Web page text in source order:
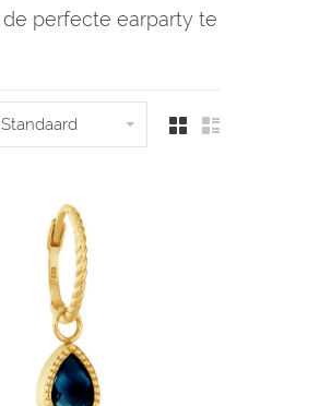
de perfecte earparty te
Standaard